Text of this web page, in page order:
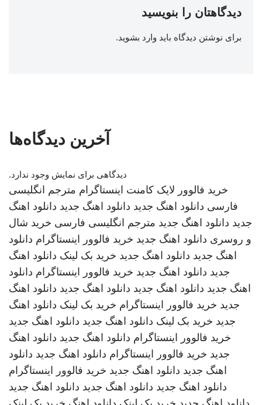
دیدگاهتان را بنویسید
برای نوشتن دیدگاه باید وارد بشوید.
آخرین دیدگاه‌ها
دیدگاهی برای نمایش وجود ندارد.
خرید فالوور لایک کامنت اینستاگرام مترجم انگلیسی
فارسی دانلود اهنگ جدید دانلود اهنگ جدید دانلود اهنگ
جدید دانلود اهنگ جدید مترجم انگلیسی فارسی خرید شال
و روسری دانلود اهنگ جدید خرید فالوور اینستاگرام دانلود
اهنگ جدید دانلود اهنگ جدید خرید بک لینک دانلود اهنگ
جدید دانلود اهنگ جدید خرید فالوور اینستاگرام دانلود
اهنگ جدید دانلود اهنگ جدید دانلود اهنگ جدید دانلود اهنگ
جدید خرید فالوور اینستاگرام خرید بک لینک دانلود اهنگ
جدید خرید بک لینک دانلود اهنگ جدید دانلود اهنگ جدید
خرید فالوور اینستاگرام دانلود اهنگ جدید دانلود اهنگ
جدید خرید فالوور اینستاگرام دانلود اهنگ جدید دانلود
اهنگ جدید دانلود اهنگ جدید خرید فالوور اینستاگرام
دانلود اهنگ جدید دانلود اهنگ جدید دانلود اهنگ جدید